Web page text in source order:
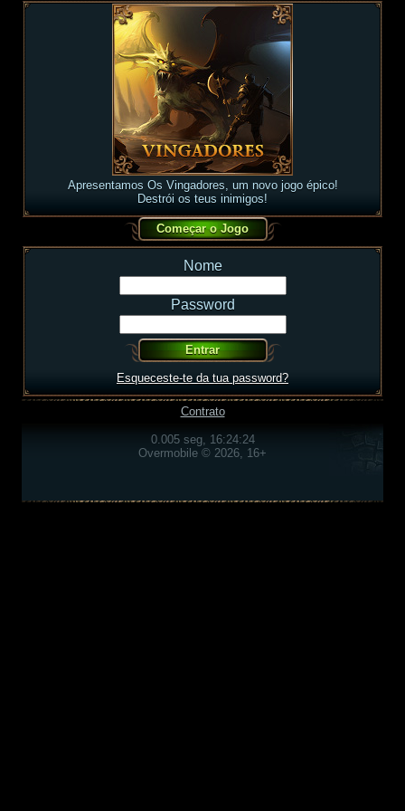
Apresentamos Os Vingadores, um novo jogo épico!
Destrói os teus inimigos!
Nome
Password
Esqueceste-te da tua password?
Contrato
0.005 seg, 16:24:24
Overmobile © 2026, 16+